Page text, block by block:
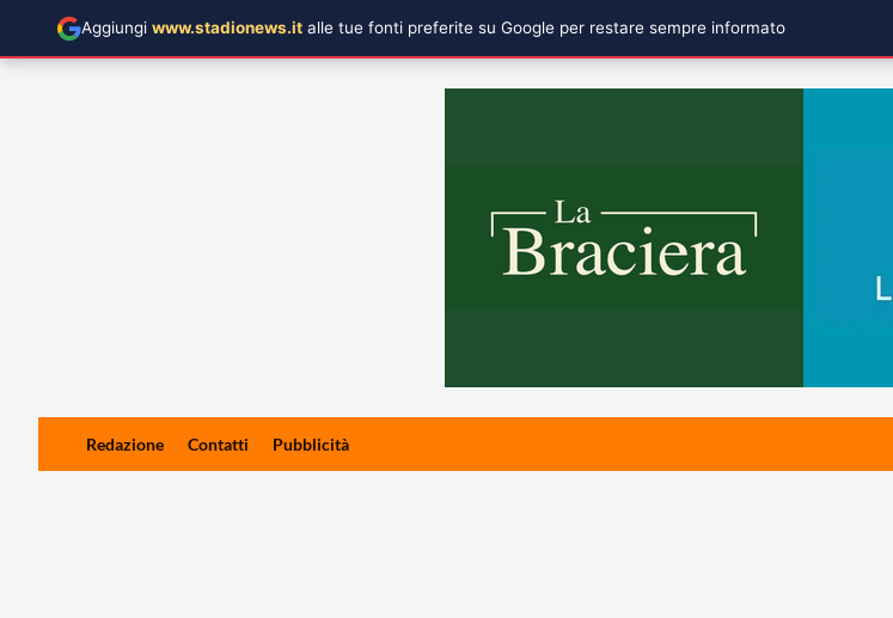
Redazione Contatti Pubblicità
Aggiungi www.stadionews.it alle tue fonti preferite su Google per restare sempre informato